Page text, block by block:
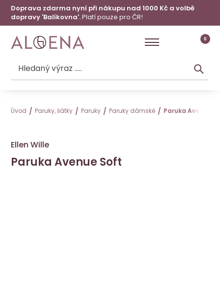
Doprava zdarma nyní při nákupu nad 1000 Kč a volbě
dopravy 'Balíkovna'.Platí pouze pro ČR!
0
Úvod Paruky, šátky Paruky Paruky dámské Paruka Avenue
Ellen Wille
Paruka Avenue Soft